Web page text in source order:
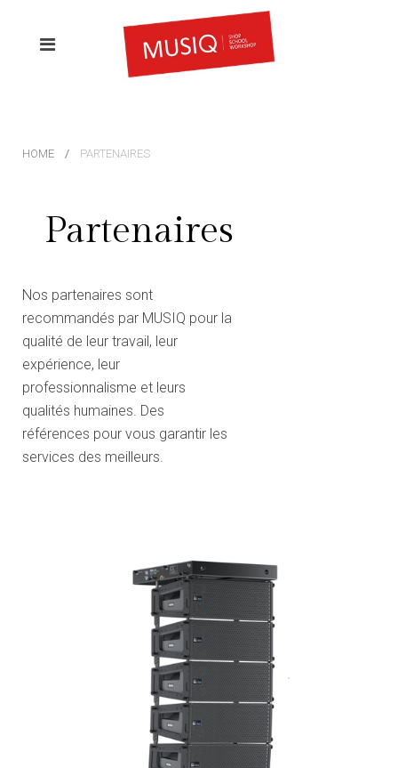
HOME PARTENAIRES
Partenaires
Nos partenaires sont
recommandés par MUSIQ pour la
qualité de leur travail, leur
expérience, leur
professionnalisme et leurs
qualités humaines. Des
références pour vous garantir les
services des meilleurs.